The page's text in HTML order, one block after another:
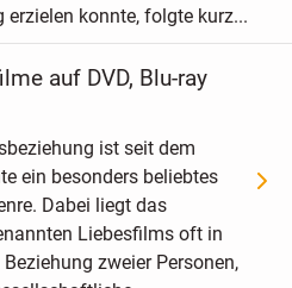
konnte, folgte kurz...
auf DVD, Blu-ray
ist seit dem
ein besonders beliebtes
Dabei liegt das
Liebesfilms oft in
zweier Personen,